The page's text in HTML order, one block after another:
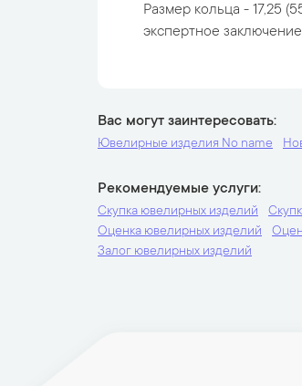
Размер кольца - 17,25
экспертное
Вас могут заинтересовать
Ювелирные изделия No name
Рекомендуемые услуги
Скупка ювелирных изделий
Оценка ювелирных изделий
Залог ювелирных изделий